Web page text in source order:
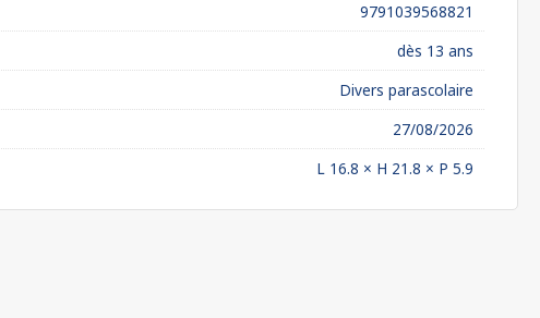
9791039568821
dès 13 ans
Divers parascolaire
27/08/2026
L 16.8 × H 21.8 × P 5.9